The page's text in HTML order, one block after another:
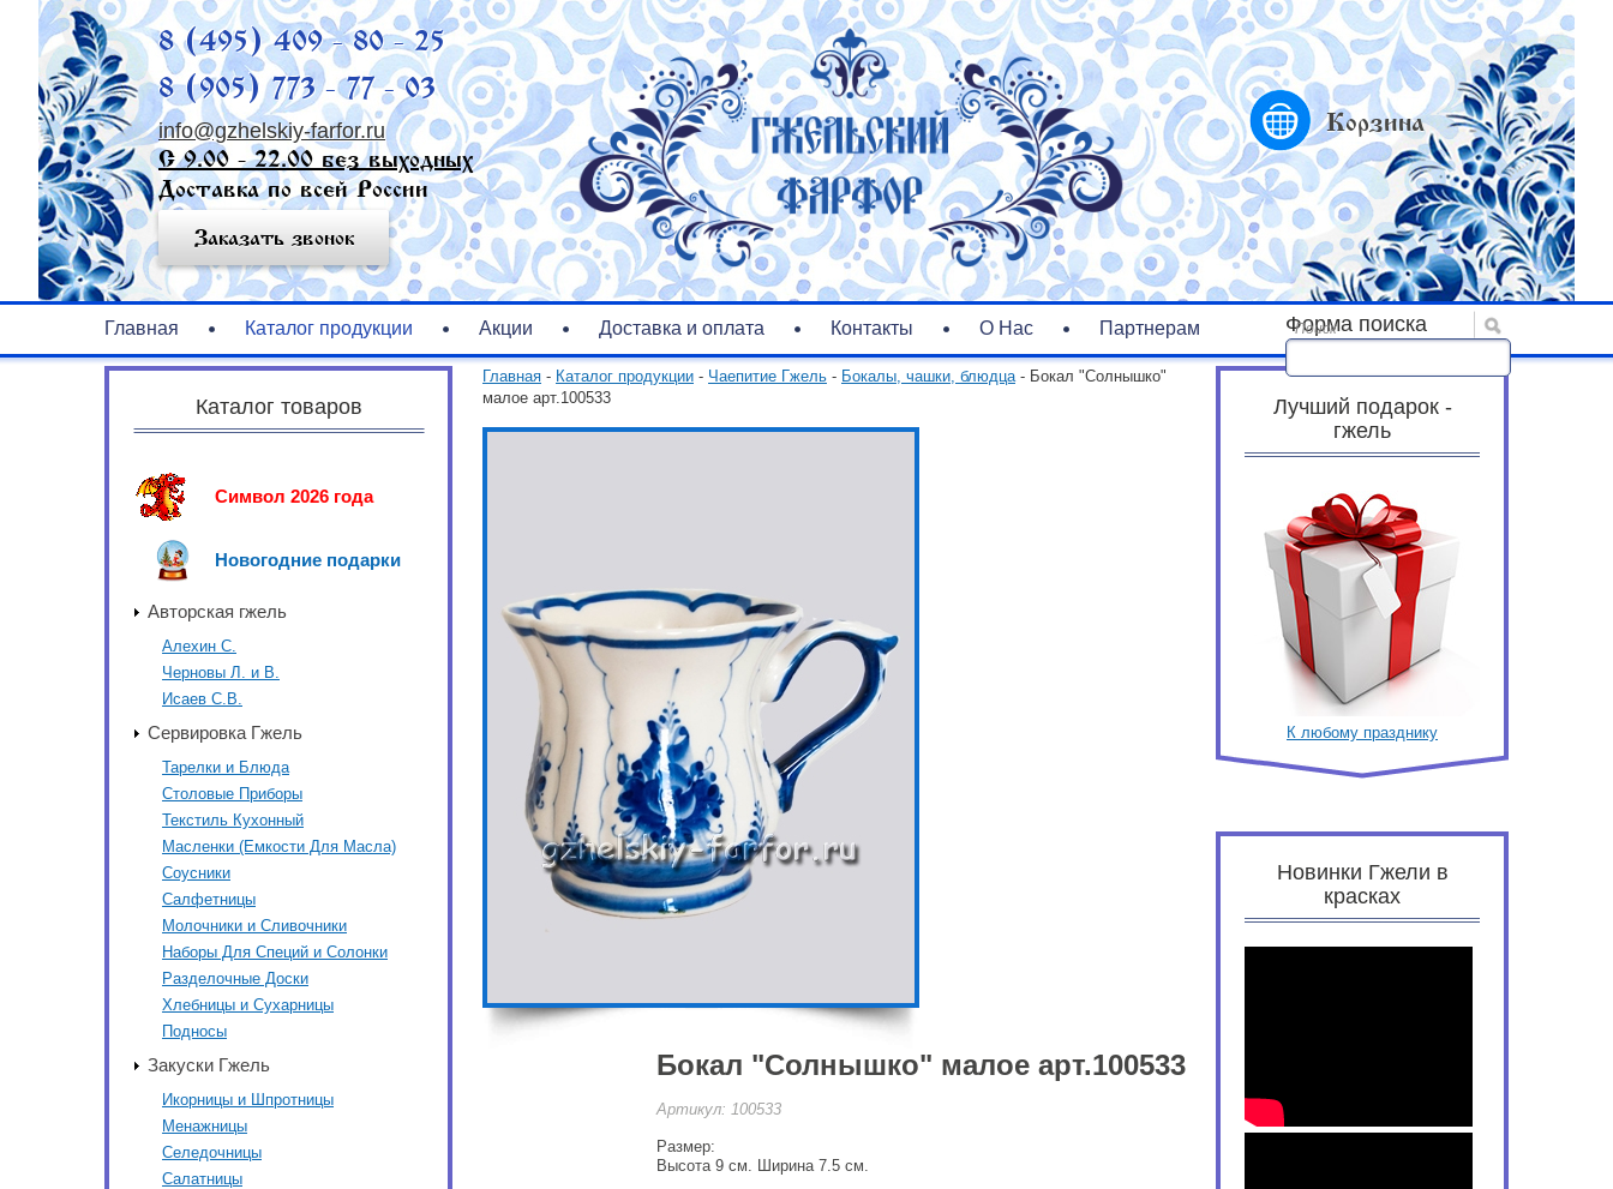
8 (495) 409 - 80 - 25
8 (905) 773 - 77 - 03
info@gzhelskiy-farfor.ru
С 9.00 - 22.00 без выходных
Доставка по всей России
Заказать звонок
Корзина
Главная Каталог продукции Акции Доставка и оплата Контакты О Нас Партнерам Форма поиска
Поиск
Каталог товаров
Символ 2026 года
Новогодние подарки
Авторская гжель
Алехин С.
Черновы Л. и В.
Исаев С.В.
Сервировка Гжель
Тарелки и Блюда
Столовые Приборы
Текстиль Кухонный
Масленки (Емкости Для Масла)
Соусники
Салфетницы
Молочники и Сливочники
Наборы Для Специй и Солонки
Разделочные Доски
Хлебницы и Сухарницы
Подносы
Закуски Гжель
Икорницы и Шпротницы
Менажницы
Селедочницы
Салатницы
Главная - Каталог продукции - Чаепитие Гжель - Бокалы, чашки, блюдца- Бокал "Солнышко"
малое арт.100533
Бокал "Солнышко" малое арт.100533
Артикул: 100533
Размер:
Высота 9 см. Ширина 7.5 см.
Лучший подарок -
гжель
К любому празднику
Новинки Гжели в
красках